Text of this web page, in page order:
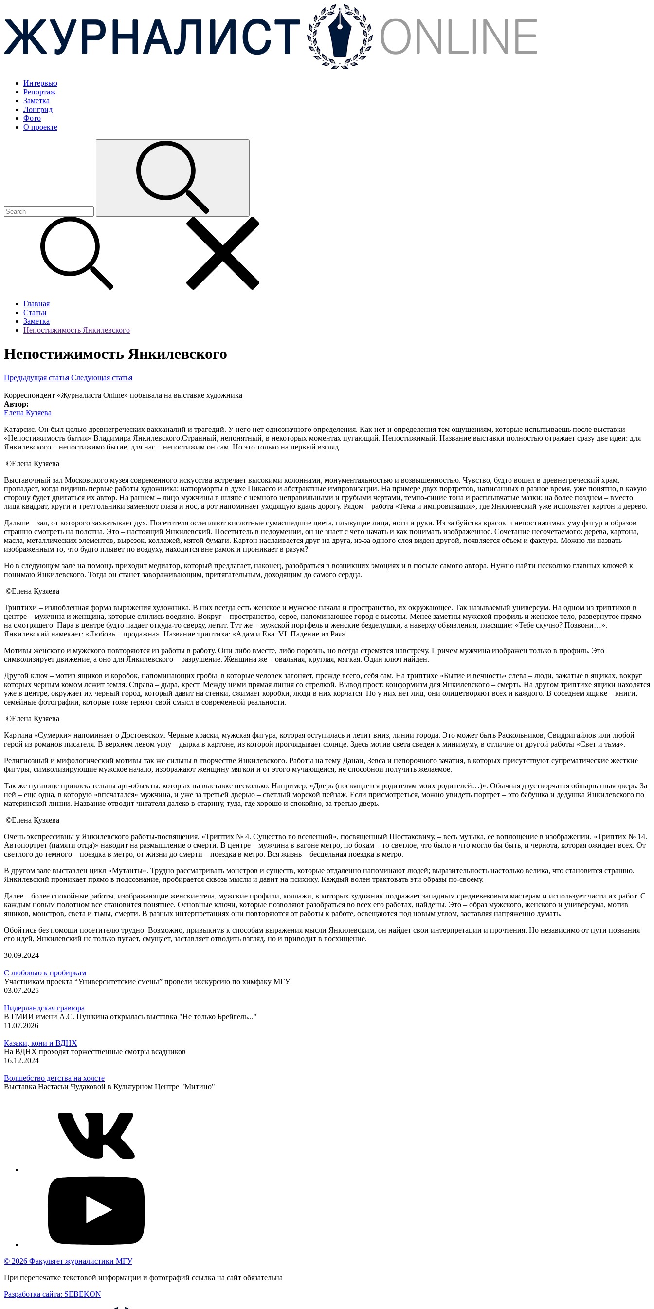
Интервью
Репортаж
Заметка
Лонгрид
Фото
О проекте
Главная
Статьи
Заметка
Непостижимость Янкилевского
Непостижимость Янкилевского
Предыдущая статья Следующая статья
Корреспондент «Журналиста Online» побывала на выставке художника
Автор:
Елена Кузяева
Катарсис. Он был целью древнегреческих вакханалий и трагедий. У него нет однозначного определения. Как нет и определения тем ощущениям, которые испытываешь после выставки
«Непостижимость бытия» Владимира Янкилевского.Странный, непонятный, в некоторых моментах пугающий. Непостижимый. Название выставки полностью отражает сразу две идеи: для
Янкилевского – непостижимо бытие, для нас – непостижим он сам. Но это только на первый взгляд.
©Елена Кузяева
Выставочный зал Московского музея современного искусства встречает высокими колоннами, монументальностью и возвышенностью. Чувство, будто вошел в древнегреческий храм,
пропадает, когда видишь первые работы художника: натюрморты в духе Пикассо и абстрактные импровизации. На примере двух портретов, написанных в разное время, уже понятно, в какую
сторону будет двигаться их автор. На раннем – лицо мужчины в шляпе с немного неправильными и грубыми чертами, темно-синие тона и расплывчатые мазки; на более позднем – вместо
лица квадрат, круги и треугольники заменяют глаза и нос, а рот напоминает уходящую вдаль дорогу. Рядом – работа «Тема и импровизация», где Янкилевский уже использует картон и дерево.
Дальше – зал, от которого захватывает дух. Посетителя ослепляют кислотные сумасшедшие цвета, плывущие лица, ноги и руки. Из-за буйства красок и непостижимых уму фигур и образов
страшно смотреть на полотна. Это – настоящий Янкилевский. Посетитель в недоумении, он не знает с чего начать и как понимать изображенное. Сочетание несочетаемого: дерева, картона,
масла, металлических элементов, вырезок, коллажей, мятой бумаги. Картон наслаивается друг на друга, из-за одного слоя виден другой, появляется объем и фактура. Можно ли назвать
изображенным то, что будто плывет по воздуху, находится вне рамок и проникает в разум?
Но в следующем зале на помощь приходит медиатор, который предлагает, наконец, разобраться в возникших эмоциях и в посыле самого автора. Нужно найти несколько главных ключей к
понимаю Янкилевского. Тогда он станет завораживающим, притягательным, доходящим до самого сердца.
©Елена Кузяева
Триптихи – излюбленная форма выражения художника. В них всегда есть женское и мужское начала и пространство, их окружающее. Так называемый универсум. На одном из триптихов в
центре – мужчина и женщина, которые слились воедино. Вокруг – пространство, серое, напоминающее город с высоты. Менее заметны мужской профиль и женское тело, развернутое прямо
на смотрящего. Пара в центре будто падает откуда-то сверху, летит. Тут же – мужской портфель и женские безделушки, а наверху объявления, гласящие: «Тебе скучно? Позвони…».
Янкилевский намекает: «Любовь – продажна». Название триптиха: «Адам и Ева. VI. Падение из Рая».
Мотивы женского и мужского повторяются из работы в работу. Они либо вместе, либо порознь, но всегда стремятся навстречу. Причем мужчина изображен только в профиль. Это
символизирует движение, а оно для Янкилевского – разрушение. Женщина же – овальная, круглая, мягкая. Один ключ найден.
Другой ключ – мотив ящиков и коробок, напоминающих гробы, в которые человек загоняет, прежде всего, себя сам. На триптихе «Бытие и вечность» слева – люди, зажатые в ящиках, вокруг
которых черным комом лежит земля. Справа – дыра, крест. Между ними прямая линия со стрелкой. Вывод прост: конформизм для Янкилевского – смерть. На другом триптихе ящики находятся
уже в центре, окружает их черный город, который давит на стенки, сжимает коробки, люди в них корчатся. Но у них нет лиц, они олицетворяют всех и каждого. В соседнем ящике – книги,
семейные фотографии, которые тоже теряют свой смысл в современной реальности.
©Елена Кузяева
Картина «Сумерки» напоминает о Достоевском. Черные краски, мужская фигура, которая оступилась и летит вниз, линии города. Это может быть Раскольников, Свидригайлов или любой
герой из романов писателя. В верхнем левом углу – дырка в картоне, из которой проглядывает солнце. Здесь мотив света сведен к минимуму, в отличие от другой работы «Свет и тьма».
Религиозный и мифологический мотивы так же сильны в творчестве Янкилевского. Работы на тему Данаи, Зевса и непорочного зачатия, в которых присутствуют супрематические жесткие
фигуры, символизирующие мужское начало, изображают женщину мягкой и от этого мучающейся, не способной получить желаемое.
Так же пугающе привлекательны арт-объекты, которых на выставке несколько. Например, «Дверь (посвящается родителям моих родителей…)». Обычная двустворчатая обшарпанная дверь. За
ней – еще одна, в которую «впечатался» мужчина, и уже за третьей дверью – светлый морской пейзаж. Если присмотреться, можно увидеть портрет – это бабушка и дедушка Янкилевского по
материнской линии. Название отводит читателя далеко в старину, туда, где хорошо и спокойно, за третью дверь.
©Елена Кузяева
Очень экспрессивны у Янкилевского работы-посвящения. «Триптих № 4. Существо во вселенной», посвященный Шостаковичу, – весь музыка, ее воплощение в изображении. «Триптих № 14.
Автопортрет (памяти отца)» наводит на размышление о смерти. В центре – мужчина в вагоне метро, по бокам – то светлое, что было и что могло бы быть, и чернота, которая ожидает всех. От
светлого до темного – поездка в метро, от жизни до смерти – поездка в метро. Вся жизнь – бесцельная поездка в метро.
В другом зале выставлен цикл «Мутанты». Трудно рассматривать монстров и существ, которые отдаленно напоминают людей; выразительность настолько велика, что становится страшно.
Янкилевский проникает прямо в подсознание, пробирается сквозь мысли и давит на психику. Каждый волен трактовать эти образы по-своему.
Далее – более спокойные работы, изображающие женские тела, мужские профили, коллажи, в которых художник подражает западным средневековым мастерам и использует части их работ. С
каждым новым полотном все становится понятнее. Основные ключи, которые позволяют разобраться во всех его работах, найдены. Это – образ мужского, женского и универсума, мотив
ящиков, монстров, света и тьмы, смерти. В разных интерпретациях они повторяются от работы к работе, освещаются под новым углом, заставляя напряженно думать.
Обойтись без помощи посетителю трудно. Возможно, привыкнув к способам выражения мысли Янкилевским, он найдет свои интерпретации и прочтения. Но независимо от пути познания
его идей, Янкилевский не только пугает, смущает, заставляет отводить взгляд, но и приводит в восхищение.
30.09.2024
С любовью к пробиркам
Участникам проекта “Университетские смены” провели экскурсию по химфаку МГУ
03.07.2025
Нидерландская гравюра
В ГМИИ имени А.С. Пушкина открылась выставка "Не только Брейгель..."
11.07.2026
Казаки, кони и ВДНХ
На ВДНХ проходят торжественные смотры всадников
16.12.2024
Волшебство детства на холсте
Выставка Настасьи Чудаковой в Культурном Центре "Митино"
© 2026 Факультет журналистики МГУ
При перепечатке текстовой информации и фотографий ссылка на сайт обязательна
Разработка сайта: SEBEKON